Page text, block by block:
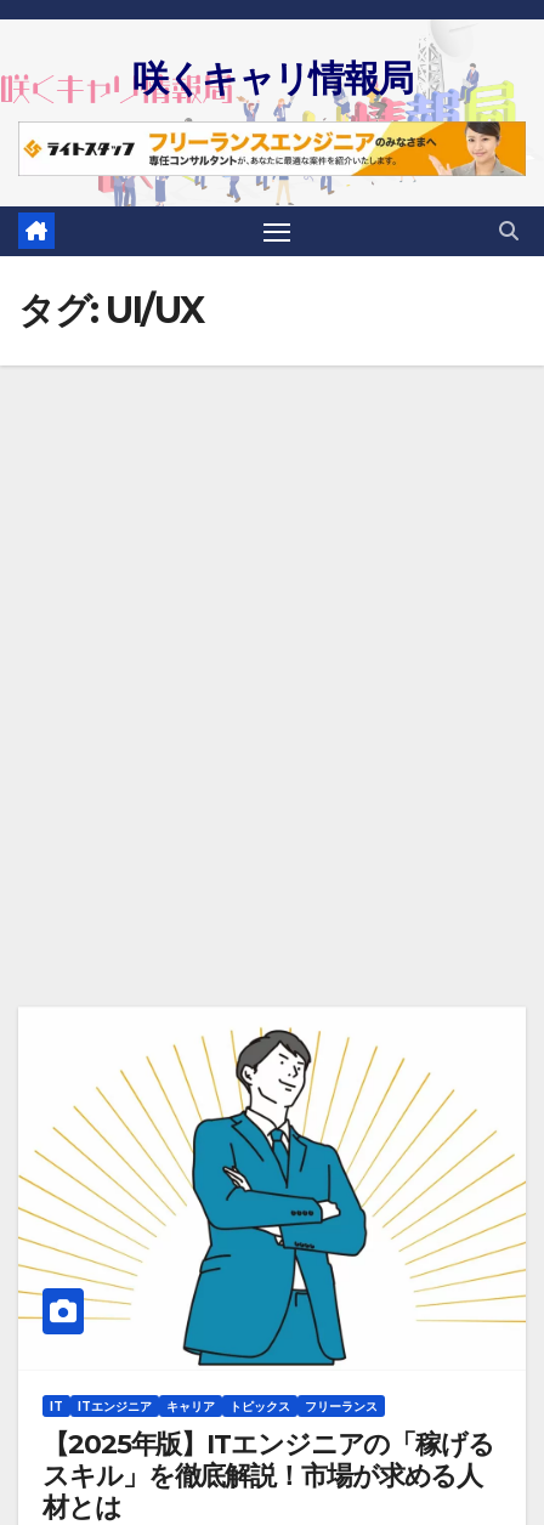
Skip
content
咲くキャリ情報局
タグ: UI/UX
IT ITエンジニア キャリア トピックス フリーランス
【2025年版】ITエンジニアの「稼げる
スキル」を徹底解説！市場が求める人
材とは